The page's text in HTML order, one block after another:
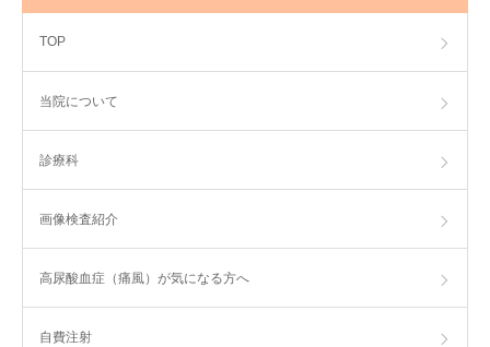
TOP
当院について
診療科
画像検査紹介
高尿酸血症（痛風）が気になる方へ
自費注射